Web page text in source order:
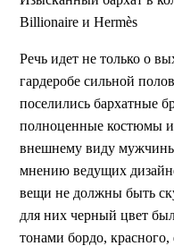
Billionaire и Hermès
Речь идет не только о
гардеробе сильной
поселились бархатные
полноценные костюмы
внешнему виду
мнению ведущих
вещи не должны быть
для них черный цвет
тонами бордо, красного,